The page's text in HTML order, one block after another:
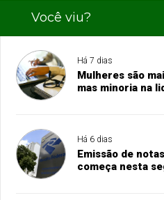
Você viu?
Há 7 dias
Mulheres são
mas minoria na
Há 6 dias
Emissão de
começa nesta